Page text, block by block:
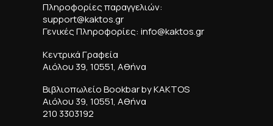
Πληροφορίες παραγγελιών:
support@kaktos.gr
Γενικές Πληροφορίες: info@kaktos.gr
Κεντρικά Γραφεία
Αιόλου 39, 10551, Αθήνα
Βιβλιοπωλείο Bookbar by KAKTOS
Αιόλου 39, 10551, Αθήνα
210 3303192